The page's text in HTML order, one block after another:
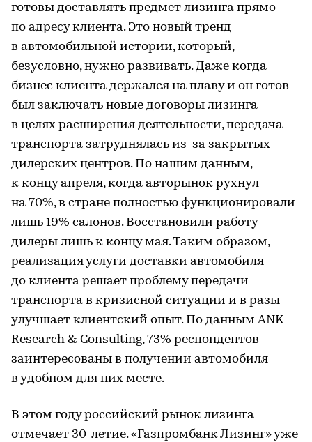
готовы доставлять предмет лизинга прямо
по адресу клиента. Это новый тренд
в автомобильной истории, который,
безусловно, нужно развивать. Даже когда
бизнес клиента держался на плаву и он готов
был заключать новые договоры лизинга
в целях расширения деятельности, передача
транспорта затруднялась из-за закрытых
дилерских центров. По нашим данным,
к концу апреля, когда авторынок рухнул
на 70%, в стране полностью функционировали
лишь 19% салонов. Восстановили работу
дилеры лишь к концу мая. Таким образом,
реализация услуги доставки автомобиля
до клиента решает проблему передачи
транспорта в кризисной ситуации и в разы
улучшает клиентский опыт. По данным ANK
Research & Consulting, 73% респондентов
заинтересованы в получении автомобиля
в удобном для них месте.
В этом году российский рынок лизинга
отмечает 30-летие. «Газпромбанк Лизинг» уже